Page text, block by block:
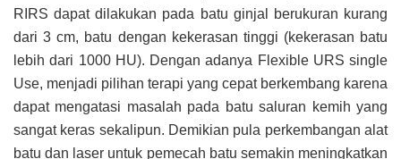
RIRS dapat dilakukan pada batu ginjal berukuran kurang
dari 3 cm, batu dengan kekerasan tinggi (kekerasan batu
lebih dari 1000 HU). Dengan adanya Flexible URS single
Use, menjadi pilihan terapi yang cepat berkembang karena
dapat mengatasi masalah pada batu saluran kemih yang
sangat keras sekalipun. Demikian pula perkembangan alat
batu dan laser untuk pemecah batu semakin meningkatkan